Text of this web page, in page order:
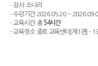
- 강사: 소나리
- 수강기간: 2026.05.20 ~
- 교육시간: 총54시간
- 교육장소: 종로 교육센터[제1관] - 1